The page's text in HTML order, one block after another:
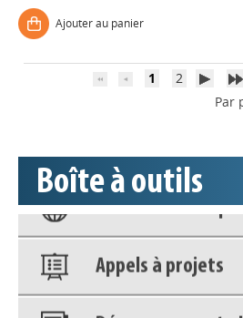
Ajouter au panier
1 2
Par
Boîte à outils
déconnecter)
Nos veilles Scoop.it
Appels à projets
Déposer une actu !